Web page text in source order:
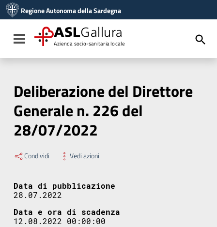
Vai al menu di navigazione
Vai al footer
Regione Autonoma della Sardegna
Toggle navigation
ASLGallura
Azienda socio-sanitaria locale
Deliberazione del Direttore
Generale n. 226 del
28/07/2022
Condividi Vedi azioni
Data di pubblicazione
28.07.2022
Data e ora di scadenza
12.08.2022 00:00:00